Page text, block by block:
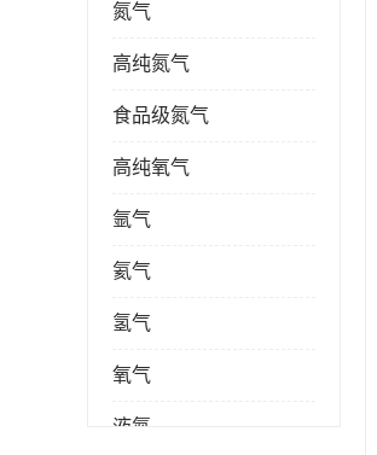
氮气
高纯氮气
食品级氮气
高纯氧气
氩气
氦气
氢气
氧气
液氮